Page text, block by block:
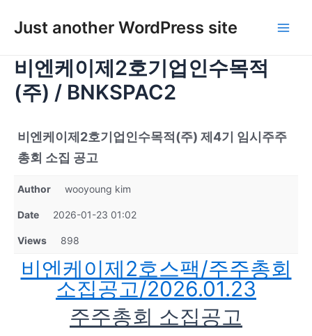
Just another WordPress site
비엔케이제2호기업인수목적
(주) / BNKSPAC2
비엔케이제2호기업인수목적(주) 제4기 임시주주
총회 소집 공고
Author wooyoung kim
Date 2026-01-23 01:02
Views 898
비엔케이제2호스팩/주주총회
소집공고/2026.01.23
주주총회 소집공고